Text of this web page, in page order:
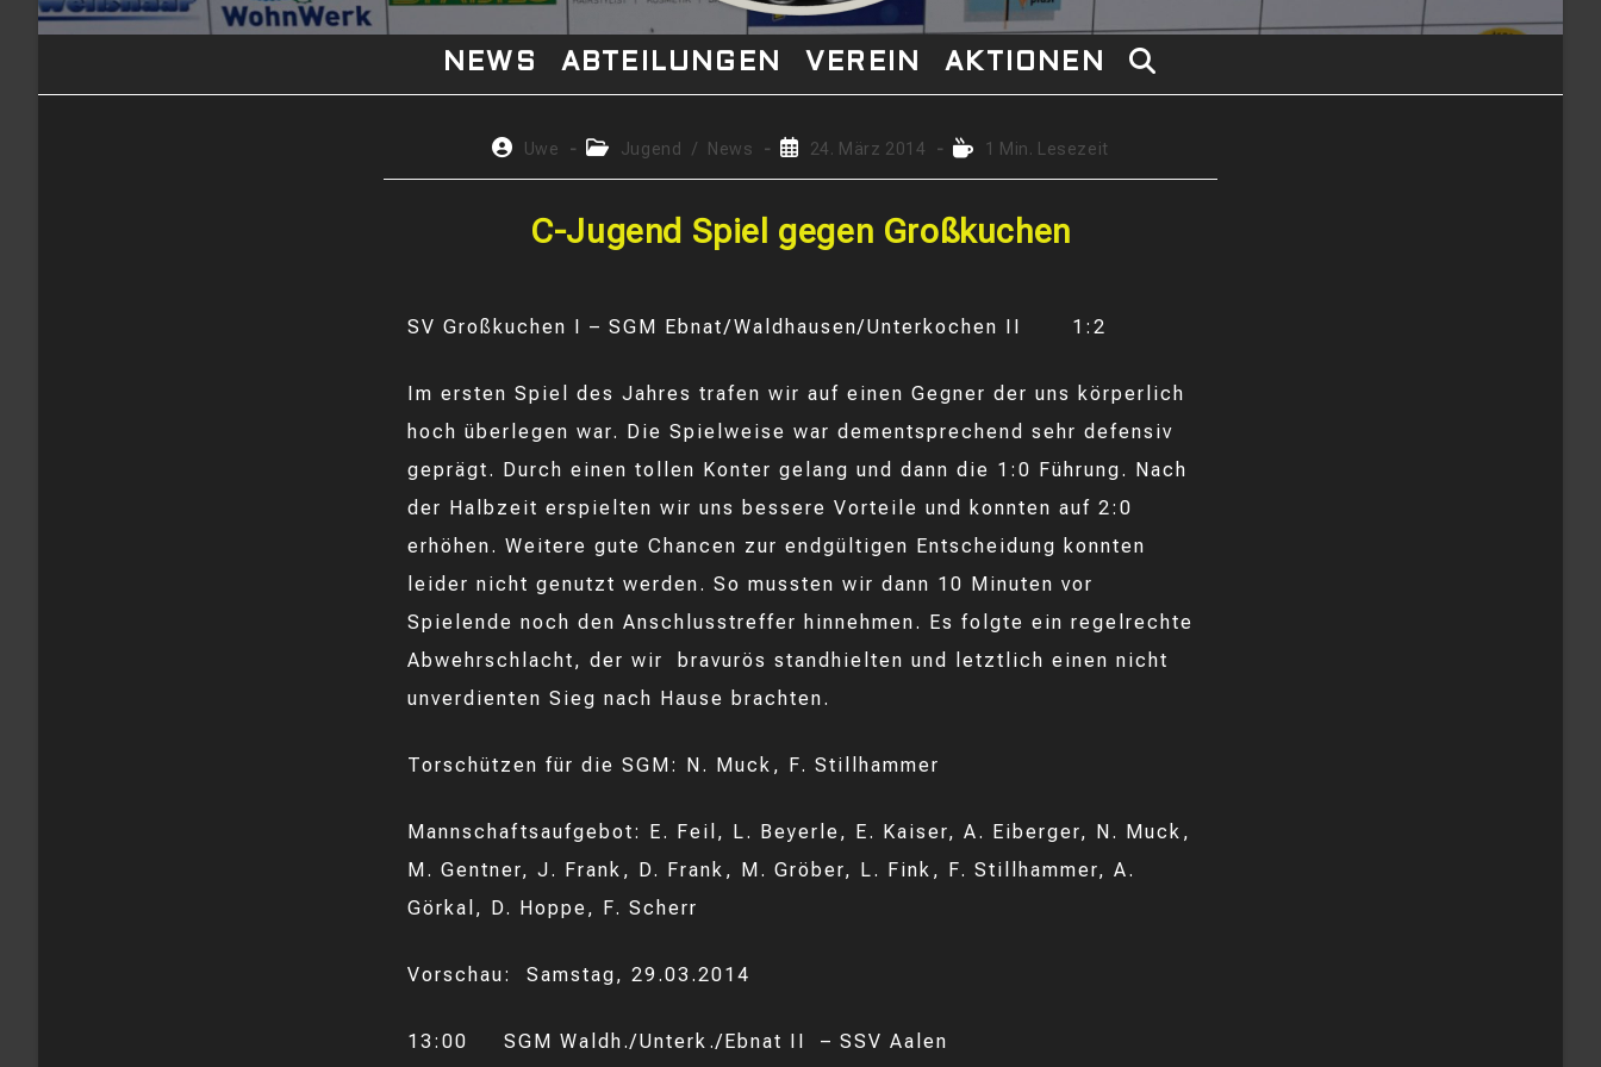
NEWS ABTEILUNGEN VEREIN AKTIONEN WEBSITE-
UMSCHALTEN
Beitrags-
Uwe
Beitrags-
Jugend / News
Beitrag24. März 2014 Lesedauer:
1 Min. Lesezeit
C-Jugend Spiel gegen Großkuchen
SV Großkuchen I – SGM Ebnat/Waldhausen/Unterkochen II 1:2
Im ersten Spiel des Jahres trafen wir auf einen Gegner der uns körperlich
hoch überlegen war. Die Spielweise war dementsprechend sehr defensiv
geprägt. Durch einen tollen Konter gelang und dann die 1:0 Führung. Nach
der Halbzeit erspielten wir uns bessere Vorteile und konnten auf 2:0
erhöhen. Weitere gute Chancen zur endgültigen Entscheidung konnten
leider nicht genutzt werden. So mussten wir dann 10 Minuten vor
Spielende noch den Anschlusstreffer hinnehmen. Es folgte ein regelrechte
Abwehrschlacht, der wir bravurös standhielten und letztlich einen nicht
unverdienten Sieg nach Hause brachten.
Torschützen für die SGM: N. Muck, F. Stillhammer
Mannschaftsaufgebot: E. Feil, L. Beyerle, E. Kaiser, A. Eiberger, N. Muck,
M. Gentner, J. Frank, D. Frank, M. Gröber, L. Fink, F. Stillhammer, A.
Görkal, D. Hoppe, F. Scherr
Vorschau: Samstag, 29.03.2014
13:00 SGM Waldh./Unterk./Ebnat II – SSV Aalen